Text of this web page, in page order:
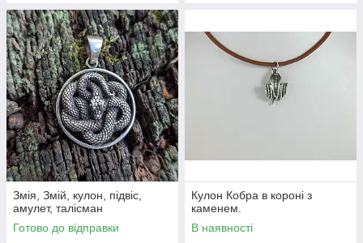
Змія, Змій, кулон, підвіс,
амулет, талісман
Готово до відправки
Кулон Кобра в короні з
каменем.
В наявності